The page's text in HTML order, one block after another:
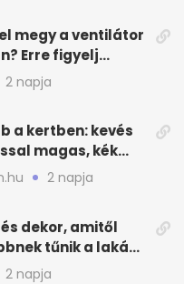
megy a ventilátor
Erre figyelj
2 napja
a kertben: kevés
magas, kék
ad
2 napja
dekor, amitől
tűnik a lakás
2 napja